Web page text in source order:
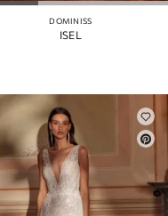
DOMINISS
ISEL